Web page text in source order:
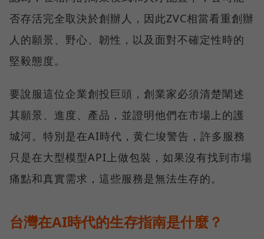
否存活完全取決於創辦人，因此ZVC相當看重創辦
人的願景、野心、韌性，以及面對不確定性時的
堅毅態度。
要說服這位企業創投巨頭，創業家必須清楚闡述
其願景、進度、產品，並證明他們在市場上的護
城河。特別是在AI時代，黄仁埈警告，許多服務
只是在大型模型API上做包裝，如果沒有找到市場
痛點和真實需求，這些服務是無法生存的。
台灣在AI時代的生存指南是什麼？